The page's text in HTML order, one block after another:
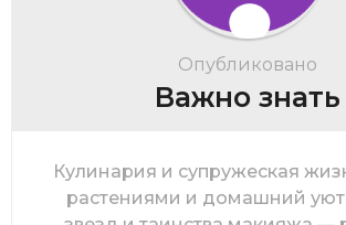
Опубликовано
Важно знать
Кулинария и супружеская
растениями и домашний